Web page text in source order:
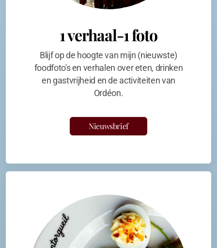
1 verhaal-1 foto
Blijf op de hoogte van mijn (nieuwste)
foodfoto's en verhalen over eten, drinken
en gastvrijheid en de activiteiten van
Ordéon.
Nieuwsbrief